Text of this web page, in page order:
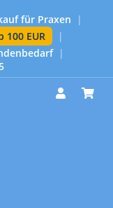
für Praxen
|
100 EUR
|
|